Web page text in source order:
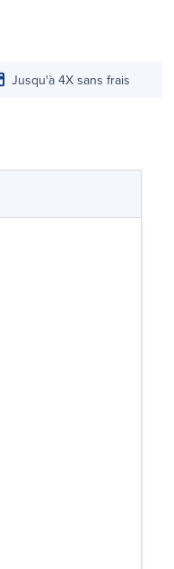
Jusqu'à 4X sans frais